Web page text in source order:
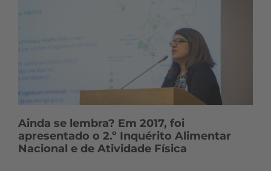
Ainda se lembra? Em 2017, foi
apresentado o 2.º Inquérito Alimentar
Nacional e de Atividade Física